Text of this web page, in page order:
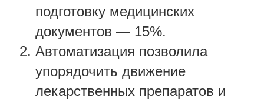
подготовку медицинских
документов — 15%.
Автоматизация позволила
упорядочить движение
лекарственных препаратов и